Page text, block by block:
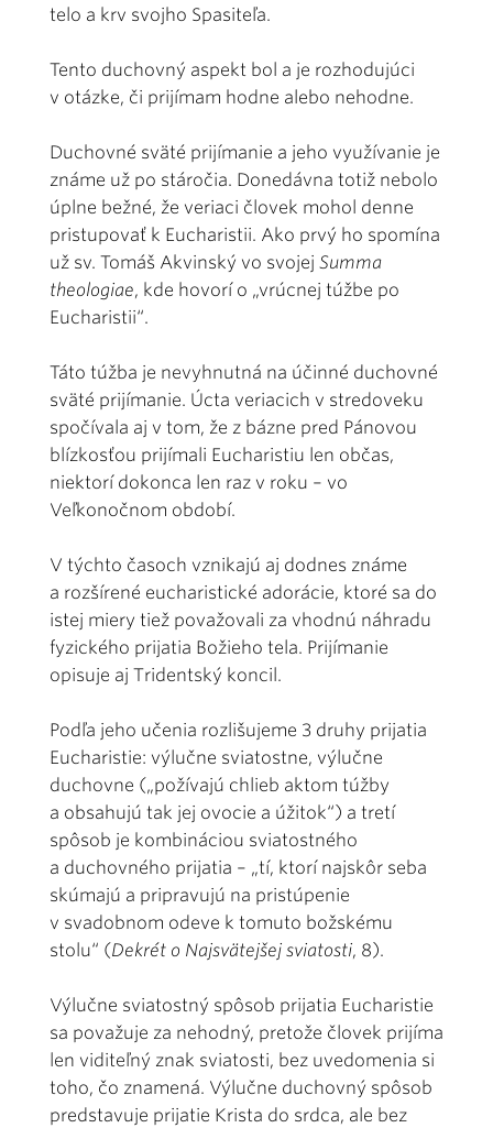
telo a krv svojho Spasiteľa.
Tento duchovný aspekt bol a je rozhodujúci
v otázke, či prijímam hodne alebo nehodne.
Duchovné sväté prijímanie a jeho využívanie je
známe už po stáročia. Donedávna totiž nebolo
úplne bežné, že veriaci človek mohol denne
pristupovať k Eucharistii. Ako prvý ho spomína
už sv. Tomáš Akvinský vo svojej Summa
theologiae, kde hovorí o „vrúcnej túžbe po
Eucharistii“.
Táto túžba je nevyhnutná na účinné duchovné
sväté prijímanie. Úcta veriacich v stredoveku
spočívala aj v tom, že z bázne pred Pánovou
blízkosťou prijímali Eucharistiu len občas,
niektorí dokonca len raz v roku – vo
Veľkonočnom období.
V týchto časoch vznikajú aj dodnes známe
a rozšírené eucharistické adorácie, ktoré sa do
istej miery tiež považovali za vhodnú náhradu
fyzického prijatia Božieho tela. Prijímanie
opisuje aj Tridentský koncil.
Podľa jeho učenia rozlišujeme 3 druhy prijatia
Eucharistie: výlučne sviatostne, výlučne
duchovne („požívajú chlieb aktom túžby
a obsahujú tak jej ovocie a úžitok“) a tretí
spôsob je kombináciou sviatostného
a duchovného prijatia – „tí, ktorí najskôr seba
skúmajú a pripravujú na pristúpenie
v svadobnom odeve k tomuto božskému
stolu“ (Dekrét o Najsvätejšej sviatosti, 8).
Výlučne sviatostný spôsob prijatia Eucharistie
sa považuje za nehodný, pretože človek prijíma
len viditeľný znak sviatosti, bez uvedomenia si
toho, čo znamená. Výlučne duchovný spôsob
predstavuje prijatie Krista do srdca, ale bez